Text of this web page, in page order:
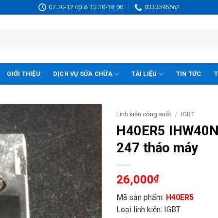
07:30-12:00 & 13:30-18:00 0333595662
GIỚI THIỆU DỊCH VỤ SỬA CHỮA TÀI LIỆU TIN TỨC
Linh kiện công suất / IGBT
H40ER5
247 tháo máy
26,000₫
Mã sản phẩm: H40ER5
Loại linh kiện: IGBT